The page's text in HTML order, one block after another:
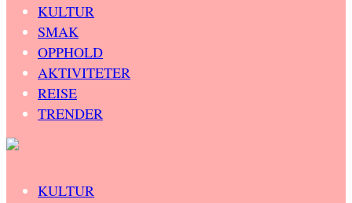
KULTUR
SMAK
OPPHOLD
AKTIVITETER
REISE
TRENDER
KULTUR